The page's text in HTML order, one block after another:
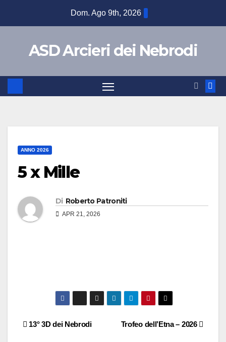
Dom. Ago 9th, 2026
ASD Arcieri dei Nebrodi
ANNO 2026
5 x Mille
Di Roberto Patroniti
APR 21, 2026
Trofeo dell’Etna – 2026
13° 3D dei Nebrodi